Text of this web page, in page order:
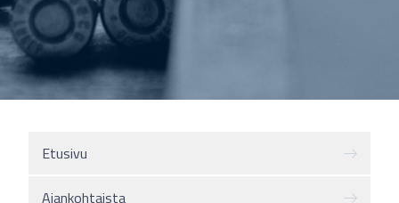
Etusivu
Ajankohtaista